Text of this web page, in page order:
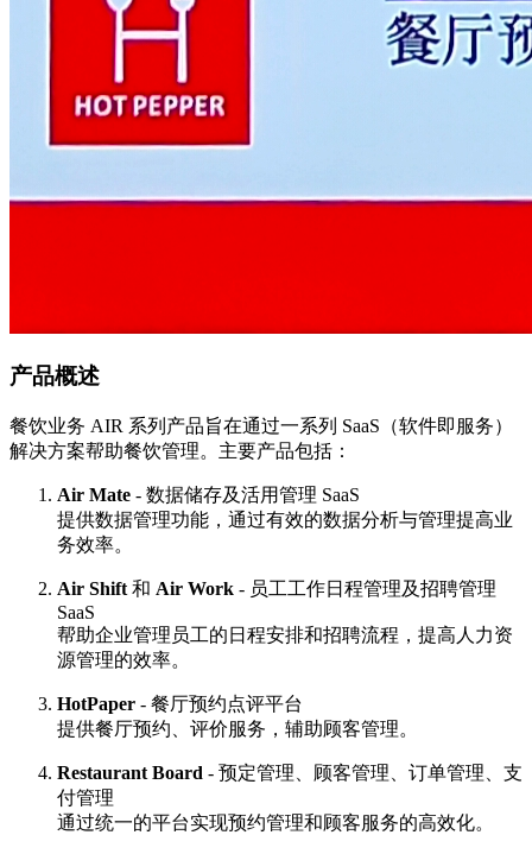
产品概述
餐饮业务 AIR 系列产品旨在通过一系列 SaaS（软件即服务）
解决方案帮助餐饮管理。主要产品包括：
Air Mate - 数据储存及活用管理 SaaS
提供数据管理功能，通过有效的数据分析与管理提高业
务效率。
Air Shift 和 Air Work - 员工工作日程管理及招聘管理
SaaS
帮助企业管理员工的日程安排和招聘流程，提高人力资
源管理的效率。
HotPaper - 餐厅预约点评平台
提供餐厅预约、评价服务，辅助顾客管理。
Restaurant Board - 预定管理、顾客管理、订单管理、支
付管理
通过统一的平台实现预约管理和顾客服务的高效化。